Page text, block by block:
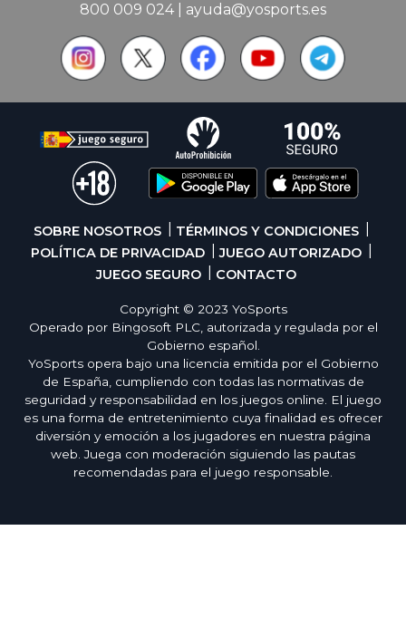
800 009 024| ayuda@yosports.es
SOBRE NOSOTROS
TÉRMINOS Y CONDICIONES
POLÍTICA DE PRIVACIDAD
JUEGO AUTORIZADO
JUEGO SEGURO
CONTACTO
Copyright © 2023 YoSports
Operado por Bingosoft PLC, autorizada y regulada por el
Gobierno español.
YoSports opera bajo una licencia emitida por el Gobierno
de España, cumpliendo con todas las normativas de
seguridad y responsabilidad en los juegos online. El juego
es una forma de entretenimiento cuya finalidad es ofrecer
diversión y emoción a los jugadores en nuestra página
web. Juega con moderación siguiendo las pautas
recomendadas para el juego responsable.